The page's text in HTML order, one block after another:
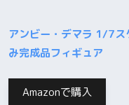
アンビー・デマラ 1/7ス
み完成品フィギュア
Amazonで購入